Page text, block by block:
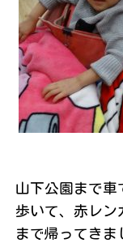
山下公園まで車
歩いて、赤レン
まで帰ってきま